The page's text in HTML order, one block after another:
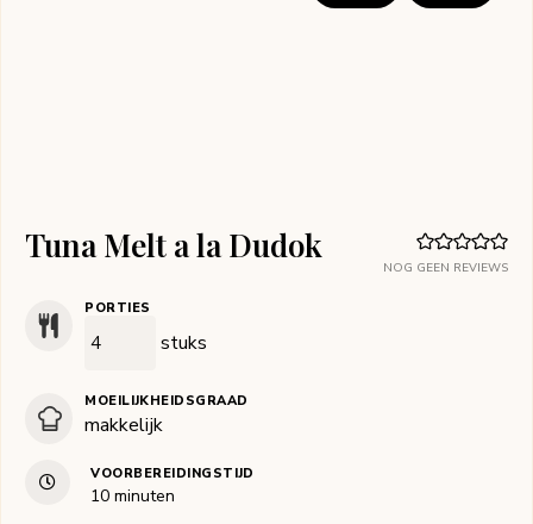
NOG GEEN REVIEWS
Tuna Melt a la Dudok
PORTIES
stuks
MOEILIJKHEIDSGRAAD
makkelijk
VOORBEREIDINGSTIJD
10minuten
minuten